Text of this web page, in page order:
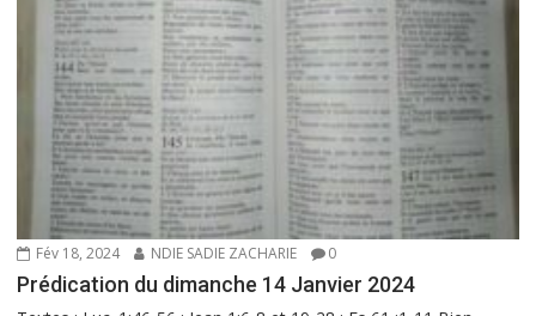
Fév 18, 2024 NDIE SADIE ZACHARIE 0
Prédication du dimanche 14 Janvier 2024